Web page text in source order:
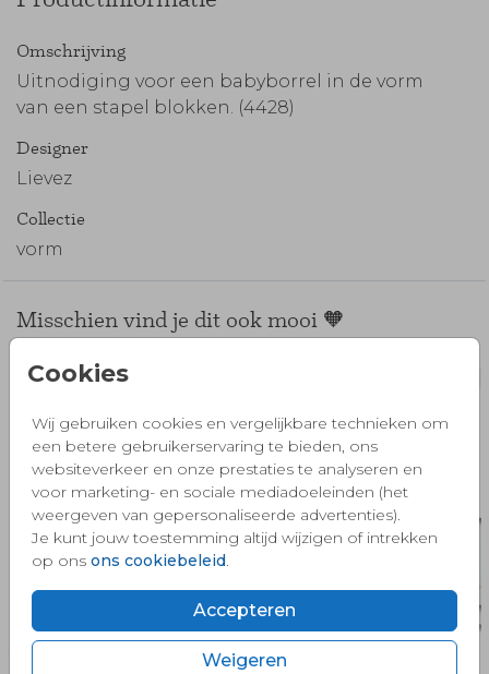
Cookies
Wij gebruiken cookies en vergelijkbare technieken om
een betere gebruikerservaring te bieden, ons
websiteverkeer en onze prestaties te analyseren en
voor marketing- en sociale mediadoeleinden (het
weergeven van gepersonaliseerde advertenties).
Je kunt jouw toestemming altijd wijzigen of intrekken
op ons ons cookiebeleid.
Accepteren
Weigeren
Omschrijving
Uitnodiging voor een babyborrel in de vorm
van een stapel blokken. (4428)
Designer
Lievez
Collectie
vorm
Misschien vind je dit ook mooi 🧡